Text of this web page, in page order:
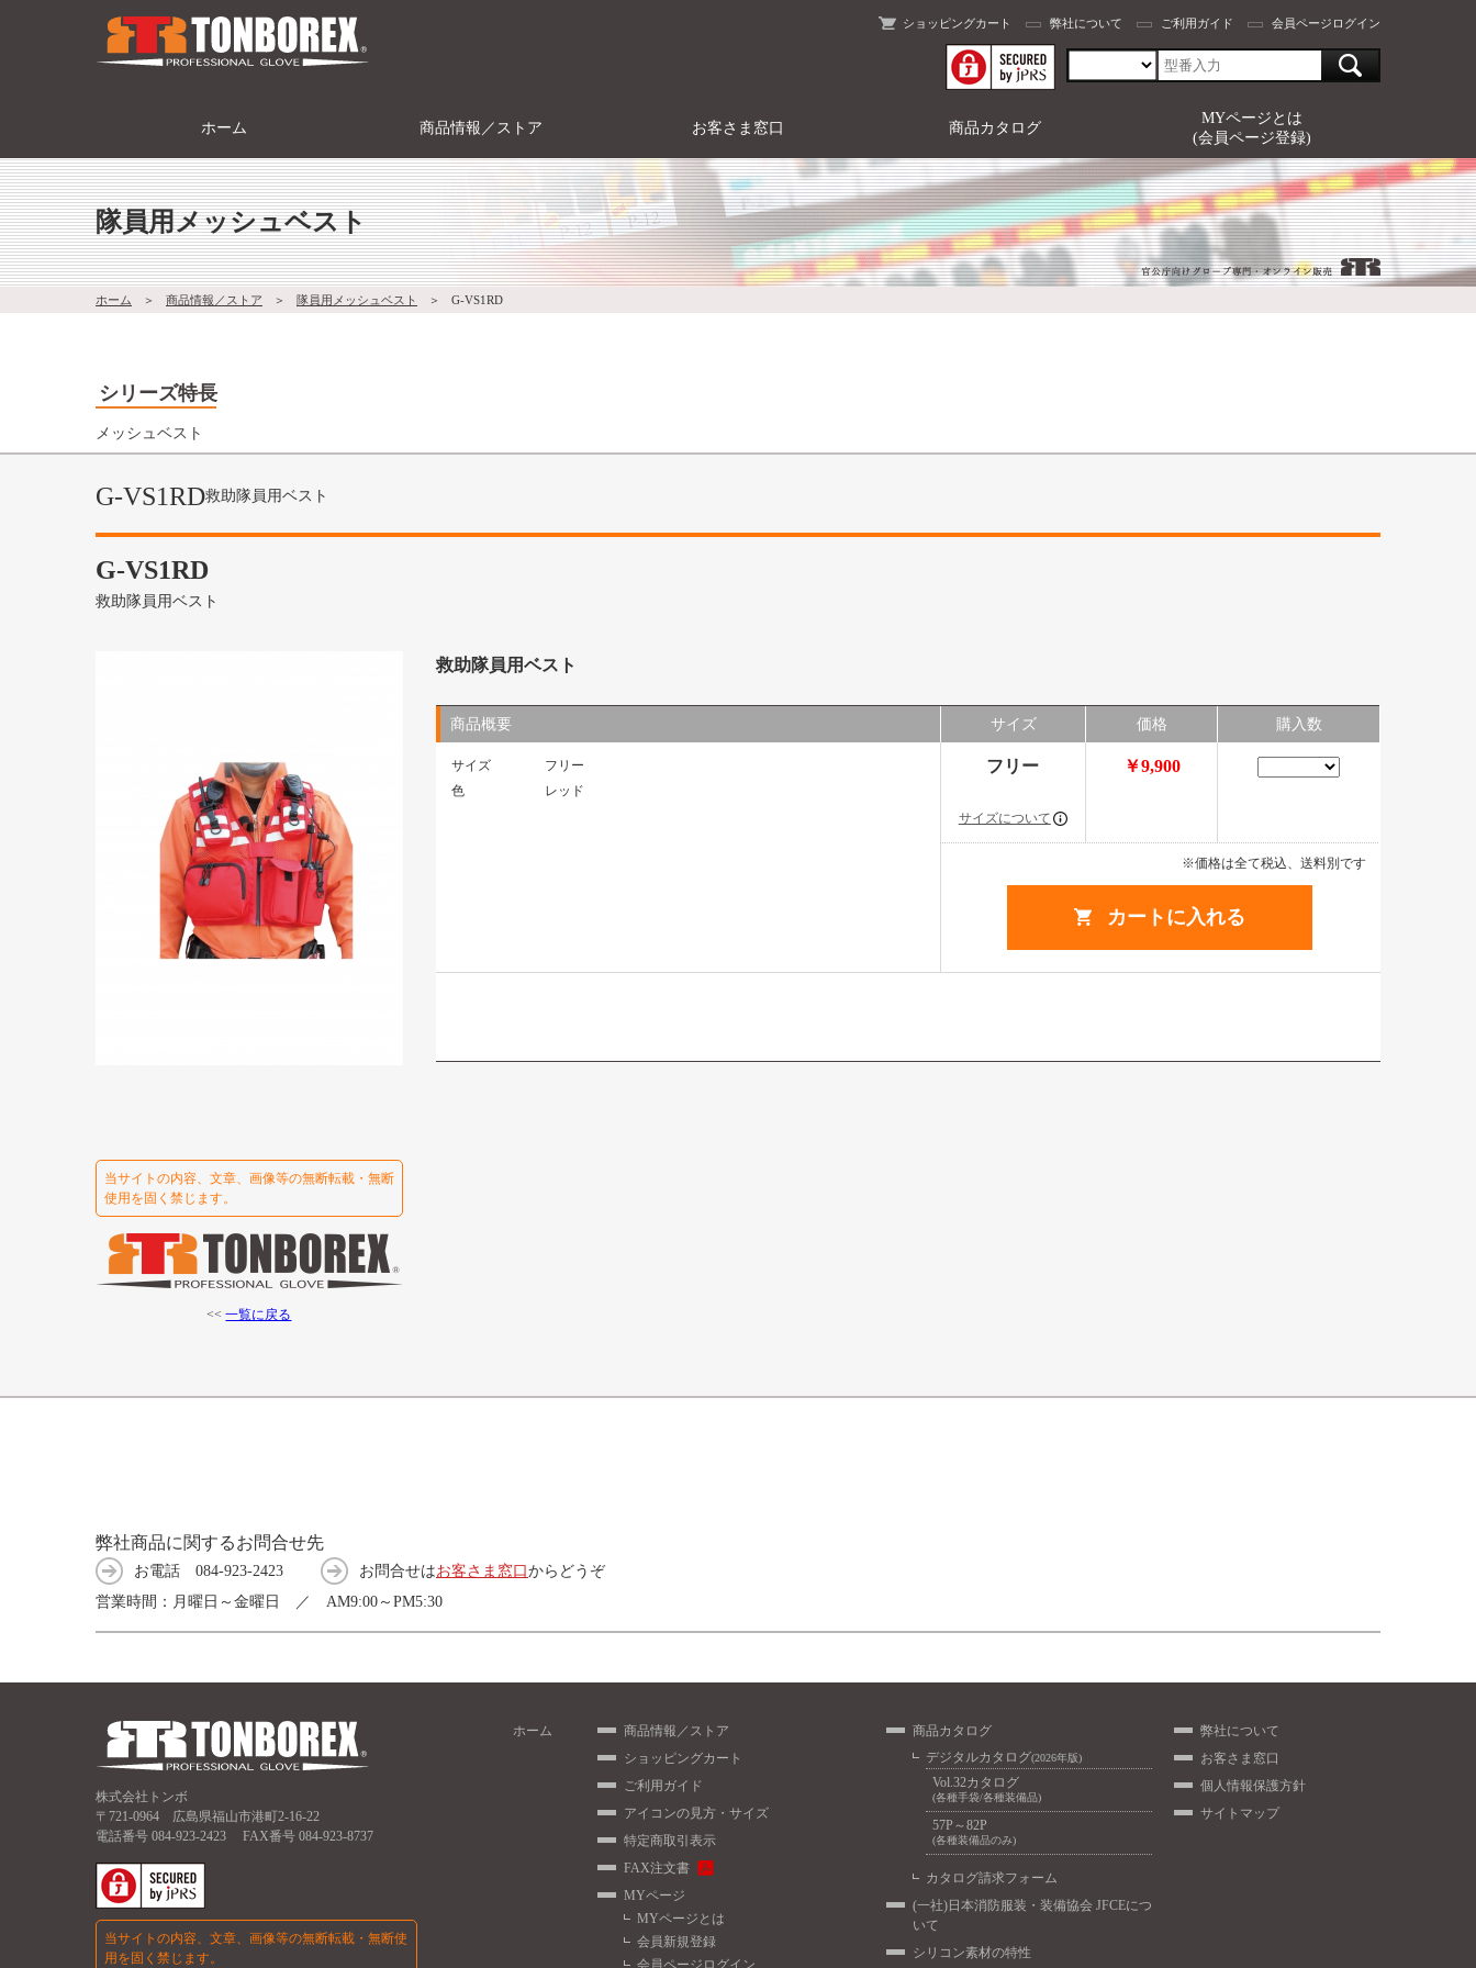
ショッピングカート 弊社について ご利用ガイド 会員ページログイン
ホーム 商品情報／ストア お客さま窓口 商品カタログ
MYページとは
(会員ページ登録)
隊員用メッシュベスト
ホーム ＞ 商品情報／ストア ＞ 隊員用メッシュベスト ＞ G-VS1RD
シリーズ特長
メッシュベスト
G-VS1RD救助隊員用ベスト
G-VS1RD
救助隊員用ベスト
当サイトの内容、文章、画像等の無断転載・無断
使用を固く禁じます。
<<一覧に戻る
救助隊員用ベスト
商品概要
サイズ
フリー
色
レッド
サイズ 価格 購入数
フリー ￥9,900
サイズについて
※価格は全て税込、送料別です
カートに入れる
弊社商品に関するお問合せ先
お電話 084-923-2423 お問合せはお客さま窓口 からどうぞ
営業時間：月曜日～金曜日 ／ AM9:00～PM5:30
ホーム
商品情報／ストア
ショッピングカート
ご利用ガイド
アイコンの見方・サイズ
特定商取引表示
FAX注文書
MYページ
MYページとは
会員新規登録
商品カタログ
デジタルカタログ(2026年版)
Vol.32カタログ
(各種手袋/各種装備品)
57P～82P
(各種装備品のみ)
カタログ請求フォーム
(一社)日本消防服装・装備協会 JFCEにつ
いて
シリコン素材の特性
弊社について
お客さま窓口
個人情報保護方針
サイトマップ
株式会社トンボ
〒721-0964 広島県福山市港町2-16-22
電話番号 084-923-2423 FAX番号 084-923-8737
当サイトの内容、文章、画像等の無断転載・無断使
用を固く禁じます。